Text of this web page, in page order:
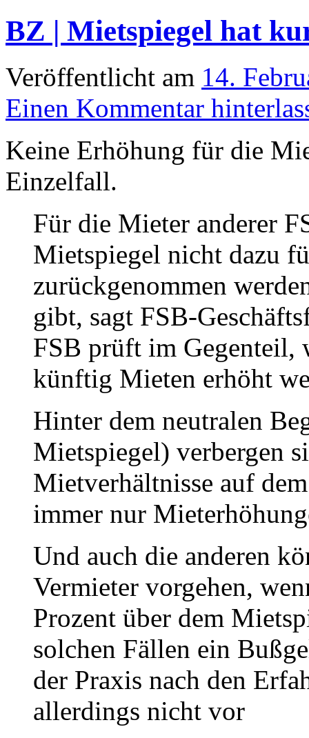
BZ | Mietspiegel hat
Veröffentlicht am 14.
Einen Kommentar
Keine Erhöhung für die
Einzelfall.
Für die Mieter anderer
Mietspiegel nicht dazu
zurückgenommen
gibt, sagt FSB-
FSB prüft im Gegenteil,
künftig Mieten erhöht
Hinter dem neutralen
Mietspiegel) verbergen
Mietverhältnisse auf
immer nur
Und auch die anderen
Vermieter vorgehen,
Prozent über dem
solchen Fällen ein
der Praxis nach den
allerdings nicht vor